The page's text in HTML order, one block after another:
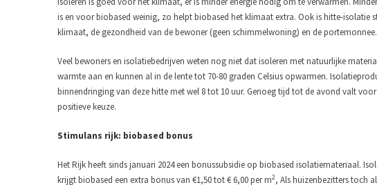
is en voor biobased weinig, zo helpt biobased het klimaat extra. Ook is hitte-isolatie
klimaat, de gezondheid van de bewoner (geen schimmelwoning) en de portemonnee.
Veel bewoners en isolatiebedrijven weten nog niet dat isoleren met natuurlijke
warmte aan en kunnen al in de lente tot 70-80 graden Celsius opwarmen.
binnendringing van deze hitte met wel 8 tot 10 uur. Genoeg tijd tot de avond valt
positieve keuze.
Stimulans rijk: biobased bonus
Het Rijk heeft sinds januari 2024 een bonussubsidie op biobased isolatiemateriaal.
krijgt biobased een extra bonus van €1,50 tot € 6,00 per m2, Als huizenbezitters toch